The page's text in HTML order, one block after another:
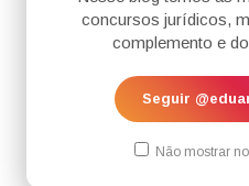
concursos jurídicos,
complemento e
Seguir
Não mostrar